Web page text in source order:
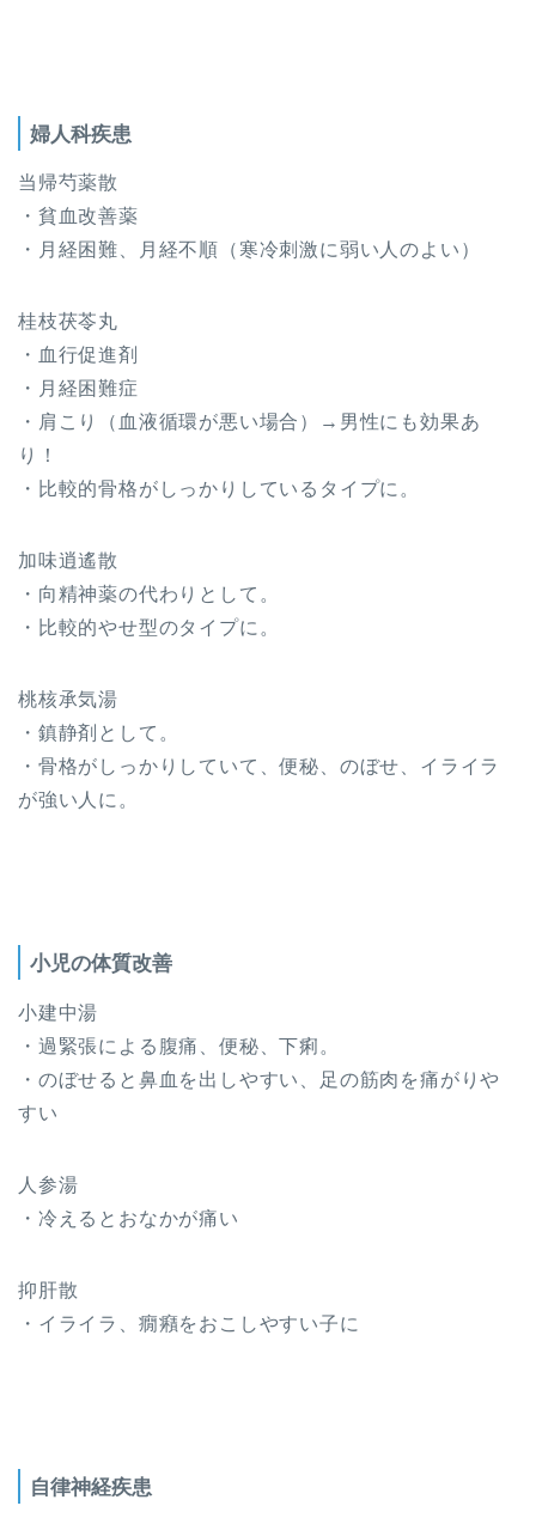
婦人科疾患
当帰芍薬散
・貧血改善薬
・月経困難、月経不順（寒冷刺激に弱い人のよい）
桂枝茯苓丸
・血行促進剤
・月経困難症
・肩こり（血液循環が悪い場合）→男性にも効果あ
り！
・比較的骨格がしっかりしているタイプに。
加味逍遙散
・向精神薬の代わりとして。
・比較的やせ型のタイプに。
桃核承気湯
・鎮静剤として。
・骨格がしっかりしていて、便秘、のぼせ、イライラ
が強い人に。
小児の体質改善
小建中湯
・過緊張による腹痛、便秘、下痢。
・のぼせると鼻血を出しやすい、足の筋肉を痛がりや
すい
人参湯
・冷えるとおなかが痛い
抑肝散
・イライラ、癇癪をおこしやすい子に
自律神経疾患